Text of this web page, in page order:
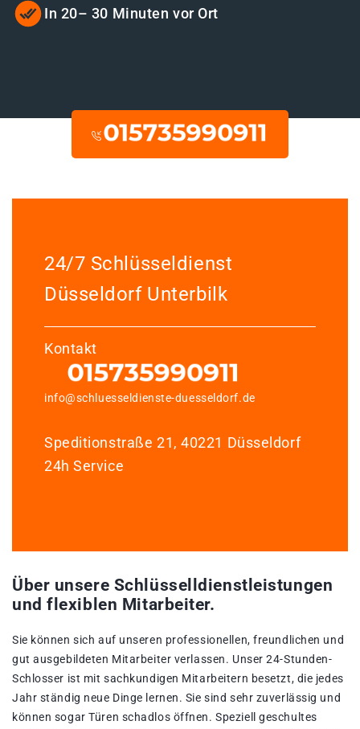
In 20– 30 Minuten vor Ort
24/7 Schlüsseldienst
Düsseldorf Unterbilk
Kontakt
info@schluesseldienste-duesseldorf.de
Speditionstraße 21, 40221 Düsseldorf
24h Service
Über unsere Schlüsselldienstleistungen
und flexiblen Mitarbeiter.
Sie können sich auf unseren professionellen, freundlichen und
gut ausgebildeten Mitarbeiter verlassen. Unser 24-Stunden-
Schlosser ist mit sachkundigen Mitarbeitern besetzt, die jedes
Jahr ständig neue Dinge lernen. Sie sind sehr zuverlässig und
können sogar Türen schadlos öffnen. Speziell geschultes